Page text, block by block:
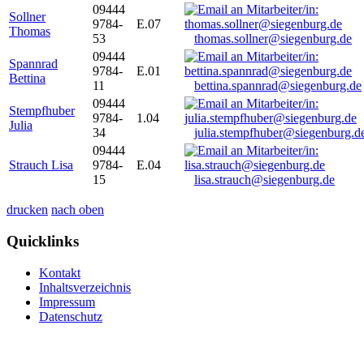
Sollner
Thomas
09444
9784-
53
E.07
thomas.sollner@siegenburg.de
Spannrad
Bettina
09444
9784-
11
E.01
bettina.spannrad@siegenburg.de
Stempfhuber
Julia
09444
9784-
34
1.04
Strauch Lisa
09444
9784-
15
E.04
lisa.strauch@siegenburg.de
drucken nach oben
Quicklinks
Kontakt
Inhaltsverzeichnis
Impressum
Datenschutz